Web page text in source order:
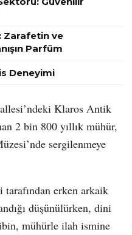
Zarafetin ve
Parfüm
Deneyimi
Klaros Antik
2 bin 800 yıllık mühür,
sergilenmeye
erken arkaik
düşünülürken, dini
mühürle ilah ismine